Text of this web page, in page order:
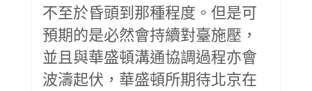
不至於昏頭到那種程度。但是可
預期的是必然會持續對臺施壓，
並且與華盛頓溝通協調過程亦會
波濤起伏，華盛頓所期待北京在